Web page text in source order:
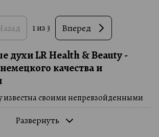
1из 3 Вперед
духи LR Health & Beauty -
качества и
известна своими непревзойденными
Эти духи не просто запахи - они
Развернуть